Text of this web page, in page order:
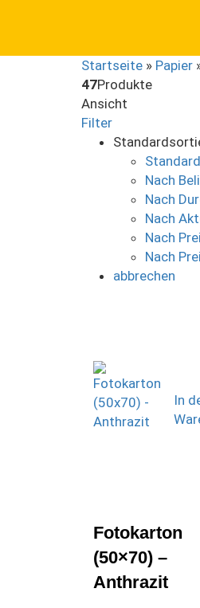
Startseite » Papier
47Produkte
Ansicht
Filter
Nach
Nach
Nach
Nach
Nach
abbrechen
In
Fotokarton
(50×70) –
Anthrazit